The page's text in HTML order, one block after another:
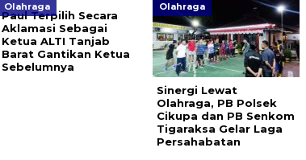
Olahraga
Paul Terpilih Secara
Aklamasi Sebagai
Ketua ALTI Tanjab
Barat Gantikan Ketua
Sebelumnya
Olahraga
Sinergi Lewat
Olahraga, PB Polsek
Cikupa dan PB Senkom
Tigaraksa Gelar Laga
Persahabatan